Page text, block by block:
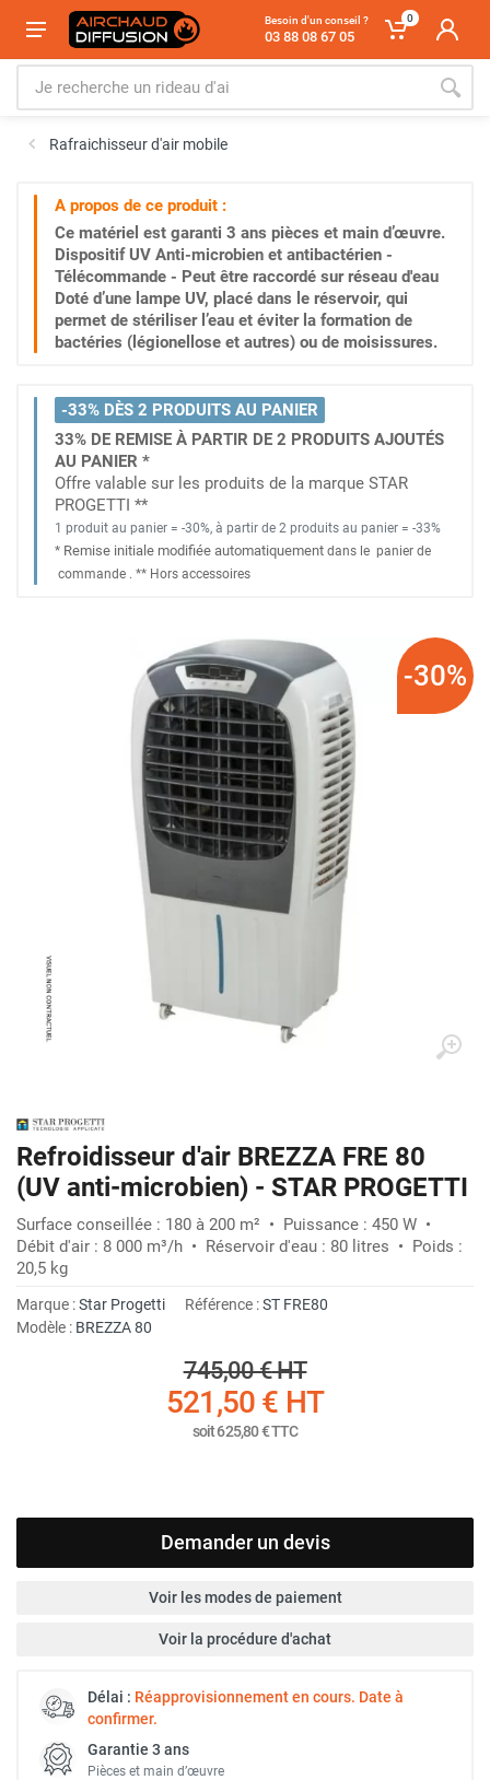
Besoin d'un conseil ?
03 88 08 67 05
0
Rafraichisseur d'air mobile
A propos de ce produit :
Ce matériel est garanti 3 ans pièces et main d’œuvre.
Dispositif UV Anti-microbien et antibactérien -
Télécommande - Peut être raccordé sur réseau d'eau
Doté d’une lampe UV, placé dans le réservoir, qui
permet de stériliser l’eau et éviter la formation de
bactéries (légionellose et autres) ou de moisissures.
-33% DÈS 2 PRODUITS AU PANIER
33% DE REMISE À PARTIR DE 2 PRODUITS AJOUTÉS
AU PANIER *
Offre valable sur les produits de la marque STAR
PROGETTI **
1 produit au panier = -30%, à partir de 2 produits au panier = -33%
* Remise initiale modifiée automatiquement dans le panier de
commande . ** Hors accessoires
-30%
Refroidisseur d'air BREZZA FRE 80
(UV anti-microbien) - STAR PROGETTI
Surface conseillée : 180 à 200 m² • Puissance : 450 W •
Débit d'air : 8 000 m³/h • Réservoir d'eau : 80 litres • Poids :
20,5 kg
Marque :Star Progetti Référence :ST FRE80
Modèle : BREZZA 80
745,00 €HT
521,50 € HT
soit625,80 €TTC
Demander un devis
Voir les modes de paiement
Voir la procédure d'achat
Délai : Réapprovisionnement en cours. Date à
confirmer.
Garantie 3 ans
Pièces et main d’œuvre